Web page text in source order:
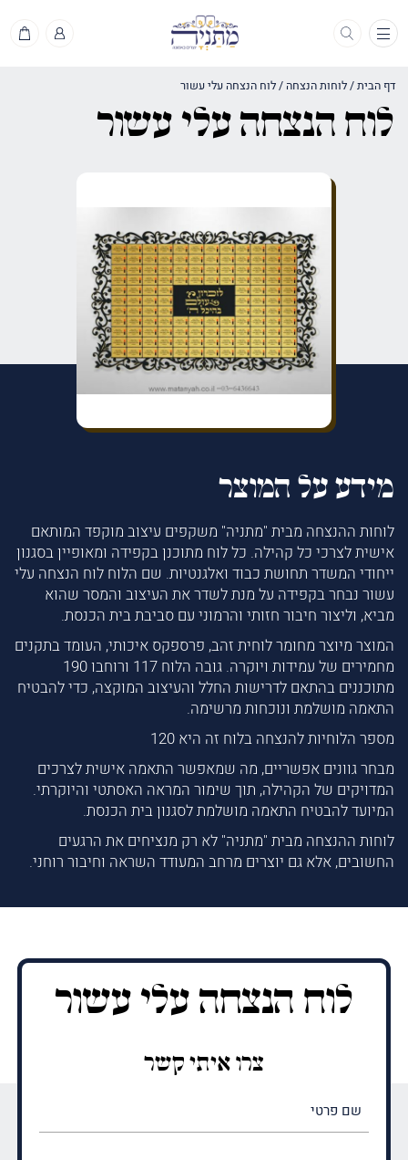
תפריט
דף הבית/לוחות הנצחה /לוח הנצחה עלי עשור
לוח הנצחה עלי עשור
מידע על המוצר
לוחות ההנצחה מבית "מתניה" משקפים עיצוב מוקפד המותאם
אישית לצרכי כל קהילה. כל לוח מתוכנן בקפידה ומאופיין בסגנון
ייחודי המשדר תחושת כבוד ואלגנטיות. שם הלוח לוח הנצחה עלי
עשור נבחר בקפידה על מנת לשדר את העיצוב והמסר שהוא
מביא, וליצור חיבור חזותי והרמוני עם סביבת בית הכנסת.
המוצר מיוצר מחומר לוחית זהב, פרספקס איכותי, העומד בתקנים
מחמירים של עמידות ויוקרה. גובה הלוח 117 ורוחבו 190
מתוכננים בהתאם לדרישות החלל והעיצוב המוקצה, כדי להבטיח
התאמה מושלמת ונוכחות מרשימה.
מספר הלוחיות להנצחה בלוח זה היא 120
מבחר גוונים אפשריים, מה שמאפשר התאמה אישית לצרכים
המדויקים של הקהילה, תוך שימור המראה האסתטי והיוקרתי.
המיועד להבטיח התאמה מושלמת לסגנון בית הכנסת.
לוחות ההנצחה מבית "מתניה" לא רק מנציחים את הרגעים
החשובים, אלא גם יוצרים מרחב המעודד השראה וחיבור רוחני.
לוח הנצחה עלי עשור
צרו איתי קשר
(חובה)